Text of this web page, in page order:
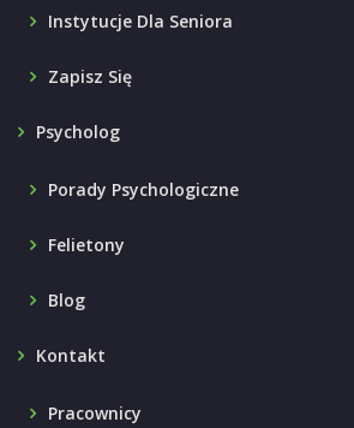
Instytucje Dla Seniora
Zapisz Się
Psycholog
Porady Psychologiczne
Felietony
Blog
Kontakt
Pracownicy